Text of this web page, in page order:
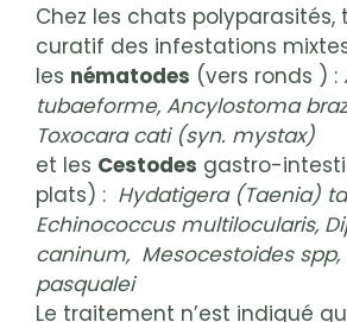
Chez les chats
curatif des infestations
les nématodes (vers ronds ) :
tubaeforme, Ancylostoma
Toxocara cati (syn. mystax)
et les Cestodes gastro-
plats) : Hydatigera (Taenia)
Echinococcus multilocularis,
caninum, Mesocestoides spp,
pasqualei
Le traitement n’est indiqué